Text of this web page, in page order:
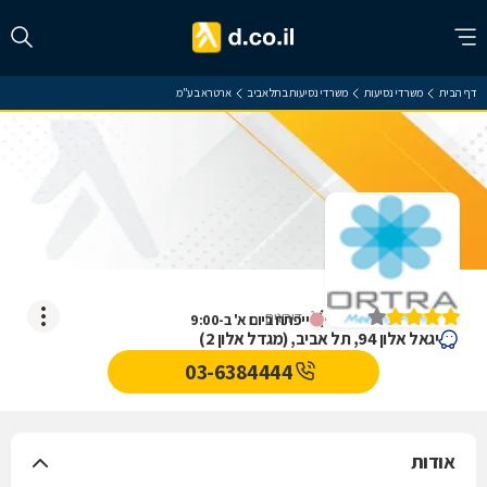
דף הבית משרדי נסיעות משרדי נסיעות בתל אביב ארטרא בע"מ
ייפתח ביום א' ב-9:00
ארטרא בע"מ
(
4
)
1דירוגים
יגאל אלון 94, תל אביב, (מגדל אלון 2)
03-6384444
אודות